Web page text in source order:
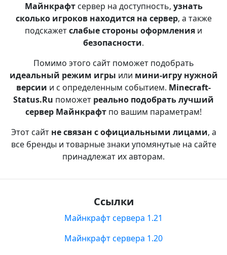
Майнкрафтсервер на доступность, узнать
сколько игроков находится на сервер, а также
подскажетслабые стороны оформления и
безопасности.
Помимо этого сайт поможет подобрать
идеальный режим игры или мини-игру нужной
версии и с определенным событием. Minecraft-
Status.Ru поможет реально подобрать лучший
сервер Майнкрафт по вашим параметрам!
Этот сайт не связан с официальными лицами, а
все бренды и товарные знаки упомянутые на сайте
принадлежат их авторам.
Ссылки
Майнкрафт сервера 1.21
Майнкрафт сервера 1.20